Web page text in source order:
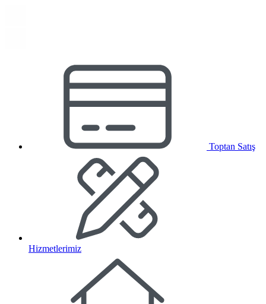
Toptan Satış
Hizmetlerimiz